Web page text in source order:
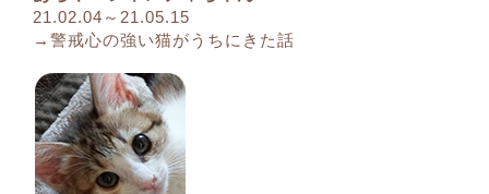
21.02.04～21.05.15
→警戒心の強い猫がうちにきた話